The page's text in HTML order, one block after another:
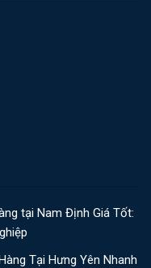
tại Nam Định Giá Tốt:
Tại Hưng Yên Nhanh